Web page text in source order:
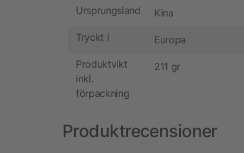
Ursprungsland Kina
Tryckt i Europa
Produktvikt
inkl.
förpackning
211 gr
Produktrecensioner